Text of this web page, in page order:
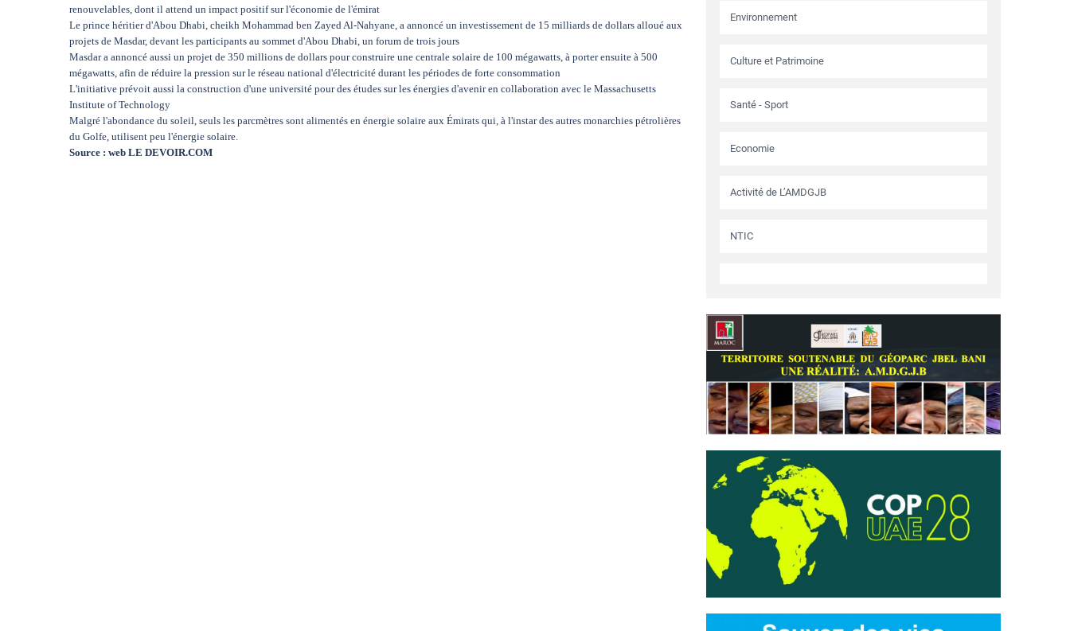
renouvelables, dont il attend un impact positif sur l'économie de l'émirat
Le prince héritier d'Abou Dhabi, cheikh Mohammad ben Zayed Al-Nahyane, a annoncé un investissement de 15 milliards de dollars alloué aux
projets de Masdar, devant les participants au sommet d'Abou Dhabi, un forum de trois jours
Masdar a annoncé aussi un projet de 350 millions de dollars pour construire une centrale solaire de 100 mégawatts, à porter ensuite à 500
mégawatts, afin de réduire la pression sur le réseau national d'électricité durant les périodes de forte consommation
L'initiative prévoit aussi la construction d'une université pour des études sur les énergies d'avenir en collaboration avec le Massachusetts
Institute of Technology
Malgré l'abondance du soleil, seuls les parcmètres sont alimentés en énergie solaire aux Émirats qui, à l'instar des autres monarchies pétrolières
du Golfe, utilisent peu l'énergie solaire.
Source : web LE DEVOIR.COM
Environnement
Culture et Patrimoine
Santé - Sport
Economie
Activité de L’AMDGJB
NTIC